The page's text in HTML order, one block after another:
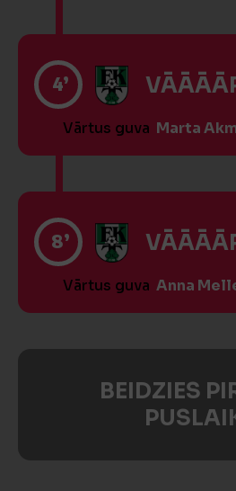
4’
Vārtus guva Marta
8’
Vārtus guva Anna
BEIDZIES